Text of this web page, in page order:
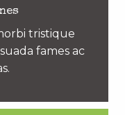
tristique
fames ac